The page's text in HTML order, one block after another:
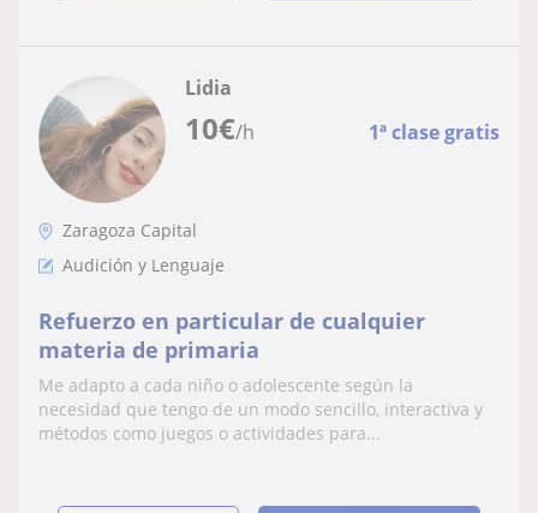
10€/h 1ª clase gratis
Lidia
Zaragoza Capital
Audición y Lenguaje
Refuerzo en particular de cualquier
materia de primaria
Me adapto a cada niño o adolescente según la
necesidad que tengo de un modo sencillo, interactiva y
métodos como juegos o actividades para...